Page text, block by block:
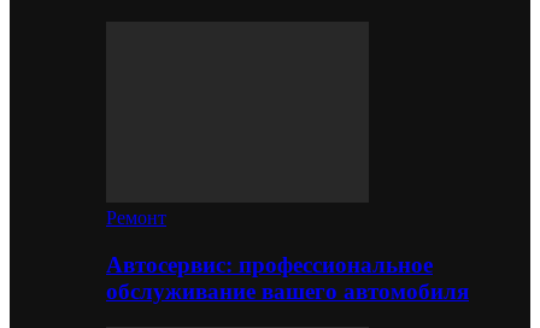
Ремонт
Автосервис: профессиональное
обслуживание вашего автомобиля